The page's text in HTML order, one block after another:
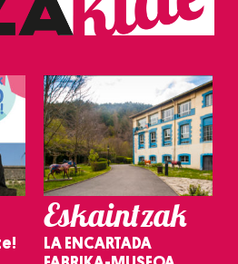
Eskaintzak
LA ENCARTADA